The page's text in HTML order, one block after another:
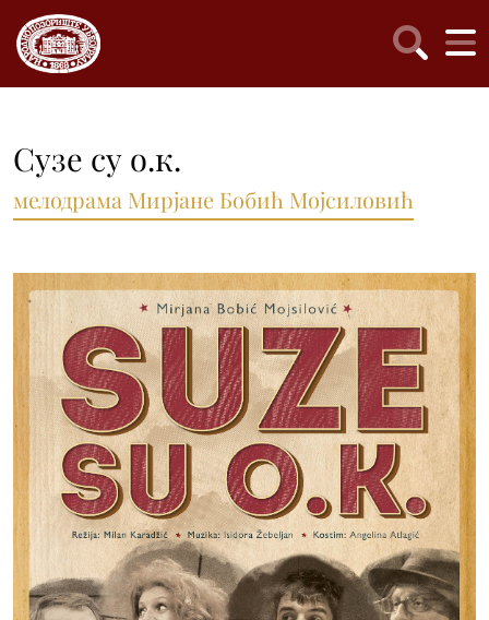
Сузе су о.к.
мелодрама Мирјане Бобић Мојсиловић